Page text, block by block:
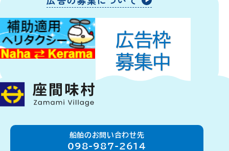
船舶のお問い合わせ先
098-987-2614